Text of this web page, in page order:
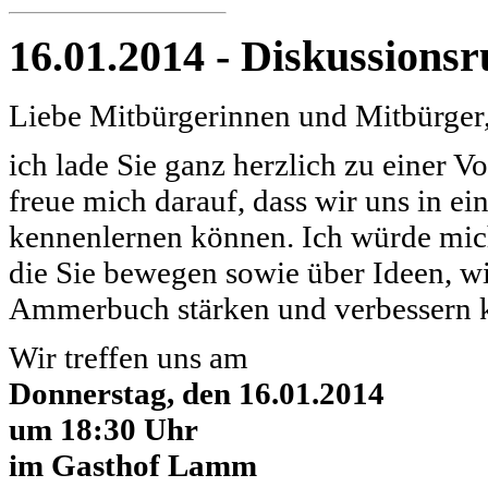
16.01.2014 -
Liebe Mitbürgerinnen und
ich lade Sie ganz herzlich zu einer
freue mich darauf, dass wir uns in
kennenlernen können. Ich würde
die Sie bewegen sowie über Ideen,
Ammerbuch stärken und verbessern
Wir treffen uns am
Donnerstag, den 16.01.2014
um 18:30 Uhr
im Gasthof Lamm